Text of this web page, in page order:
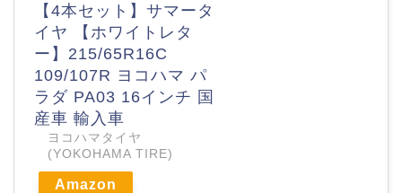
【4本セット】サマータ
イヤ 【ホワイトレタ
ー】215/65R16C
109/107R ヨコハマ パ
ラダ PA03 16インチ 国
産車 輸入車
ヨコハマタイヤ
(YOKOHAMA TIRE)
Amazon